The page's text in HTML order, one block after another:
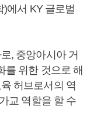
에서 KY 글로벌
, 중앙아시아 거
를 위한 것으로 해
허브로서의 역
교 역할을 할 수